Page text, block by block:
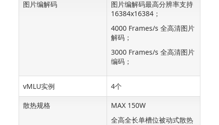
图片编解码
图片编解码最高分辨率支持
16384x16384；
4000 Frames/s 全高清图片
解码；
3000 Frames/s 全高清图片
编码；
vMLU实例 4个
散热规格
MAX 150W
全高全长单槽位被动式散热